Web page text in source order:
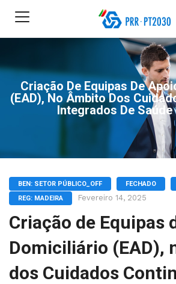
Criação De Equipas De
(EAD), No Âmbito Dos
Integrados De Saúde
BEN: SETOR PÚBLICO_OFF FECHADO
REG: MADEIRA
Fevereiro 14, 2025
Criação de Equipas
Domiciliário (EAD),
dos Cuidados